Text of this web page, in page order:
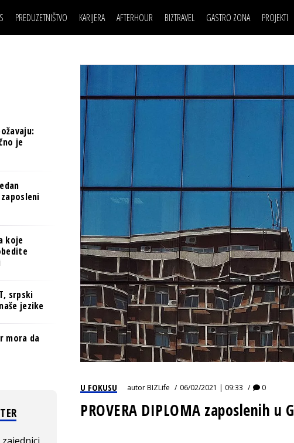
BREND I KOMUNIKACIJE
I AI
BIZNIS & SPORT
REGIONA
NA RAFU
PREDUZETNIŠTVO KARIJERA
LJUDI (HR)
MOJ UGAO
USAVRŠAVANJE
KNOW-HOW
AFTERHOUR
KNJIGE
AUTO SVET
STIL
WELLBEING
BIZTRAVEL GASTRO ZONA PROJEKTI
30
SCENA
BREND I KOMUNIKACIJE
I AI
REGIONA
POSAO
MOJ UGAO
USAVRŠAVANJE
KNOW-HOW
FILM I SCENA
AUTO SVET
STIL
WELLBEING
30
U FOKUSU autorBIZLife 06/02/2021 | 09:33 0
PROVERA DIPLOMA zaposlenih
je
koje
srpski
jezike
mora da